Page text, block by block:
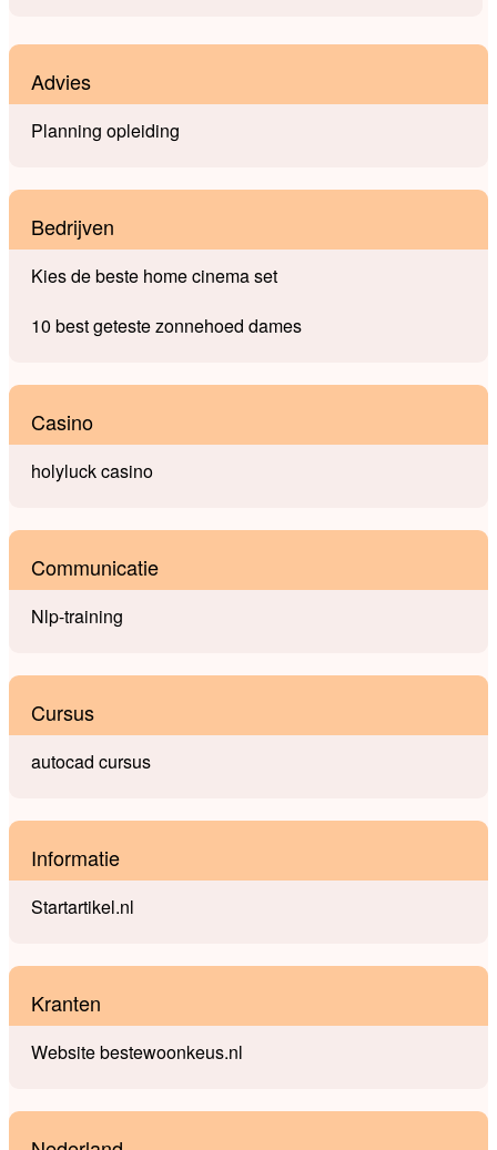
Advies
Planning opleiding
Bedrijven
Kies de beste home cinema set
10 best geteste zonnehoed dames
Casino
holyluck casino
Communicatie
Nlp-training
Cursus
autocad cursus
Informatie
Startartikel.nl
Kranten
Website bestewoonkeus.nl